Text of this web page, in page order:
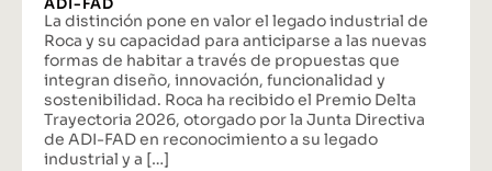
ADI-FAD
La distinción pone en valor el legado industrial de
Roca y su capacidad para anticiparse a las nuevas
formas de habitar a través de propuestas que
integran diseño, innovación, funcionalidad y
sostenibilidad. Roca ha recibido el Premio Delta
Trayectoria 2026, otorgado por la Junta Directiva
de ADI-FAD en reconocimiento a su legado
industrial y a […]